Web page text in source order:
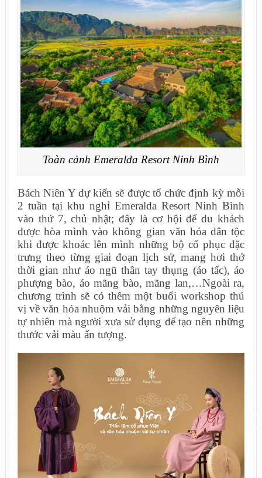
Toàn cảnh Emeralda Resort Ninh Bình
Bách Niên Y dự kiến sẽ được tổ chức định kỳ mỗi
2 tuần tại khu nghỉ Emeralda Resort Ninh Bình
vào thứ 7, chủ nhật; đây là cơ hội để du khách
được hòa mình vào không gian văn hóa dân tộc
khi được khoác lên mình những bộ cổ phục đặc
trưng theo từng giai đoạn lịch sử, mang hơi thở
thời gian như áo ngũ thân tay thụng (áo tấc), áo
phượng bào, áo mãng bào, mãng lan,…Ngoài ra,
chương trình sẽ có thêm một buổi workshop thú
vị về văn hóa nhuộm vải bằng những nguyên liệu
tự nhiên mà người xưa sử dụng để tạo nên những
thước vải màu ấn tượng.